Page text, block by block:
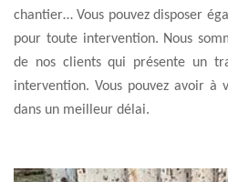
chantier… Vous pouvez disposer
pour toute intervention. Nous
de nos clients qui présente un
intervention. Vous pouvez avoir à
dans un meilleur délai.